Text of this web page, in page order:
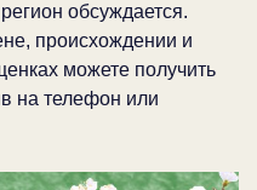
обсуждается.
происхождении и
можете получить
на телефон или